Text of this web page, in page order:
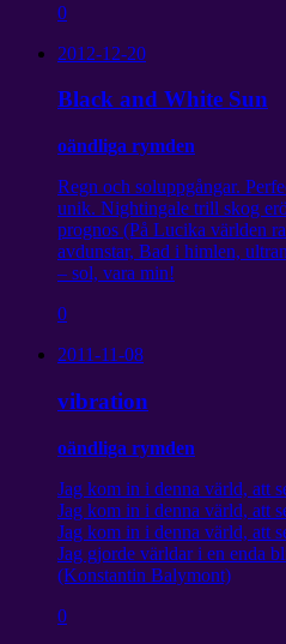
0
2012-12-20
Black and White Sun
oändliga rymden
Regn och soluppgångar.
unik. Nightingale trill skog
prognos (På Lucika världen
avdunstar, Bad i himlen,
– sol, vara min!
0
2011-11-08
vibration
oändliga rymden
Jag kom in i denna värld, att
Jag kom in i denna värld, att
Jag kom in i denna värld, att
Jag gjorde världar i en enda
(Konstantin Balymont)
0